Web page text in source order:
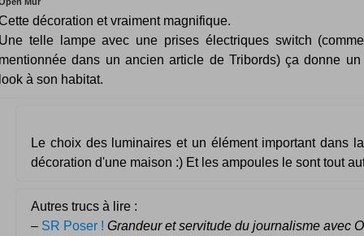
décoration et vraiment magnifique.
telle lampe avec une prises électriques switch
dans un ancien article de Tribords) ça donne un
à son habitat.
Le choix des luminaires et un élément important dans
décoration d'une maison :) Et les ampoules le sont tout
Autres trucs à lire :
– SR Poser ! Grandeur et servitude du journalisme avec